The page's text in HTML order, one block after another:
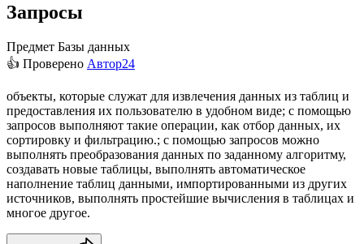
Запросы
Предмет Базы данных
👍 Проверено Автор24
объекты, которые служат для извлечения данных из таблиц и
предоставления их пользователю в удобном виде; с помощью
запросов выполняют такие операции, как отбор данных, их
сортировку и фильтрацию.; с помощью запросов можно
выполнять преобразования данных по заданному алгоритму,
создавать новые таблицы, выполнять автоматическое
наполнение таблиц данными, импортированными из других
источников, выполнять простейшие вычисления в таблицах и
многое другое.